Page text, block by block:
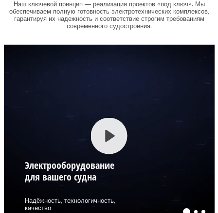
Наш ключевой принцип — реализация проектов «под ключ». Мы
обеспечиваем полную готовность электротехнических комплексов,
гарантируя их надежность и соответствие строгим требованиям
современного судостроения.
Электрооборудование
для вашего судна
Надёжность, технологичность,
качество